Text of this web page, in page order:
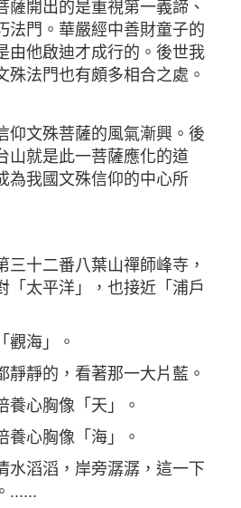
薩開出的是重視第一義諦、
法門。華嚴經中善財童子的
由他啟迪才成行的。後世我
殊法門也有頗多相合之處。
仰文殊菩薩的風氣漸興。後
山就是此一菩薩應化的道
為我國文殊信仰的中心所
三十二番八葉山禪師峰寺，
「太平洋」，也接近「浦戶
觀海」。
靜靜的，看著那一大片藍。
養心胸像「天」。
養心胸像「海」。
水滔滔，岸旁潺潺，這一下
......